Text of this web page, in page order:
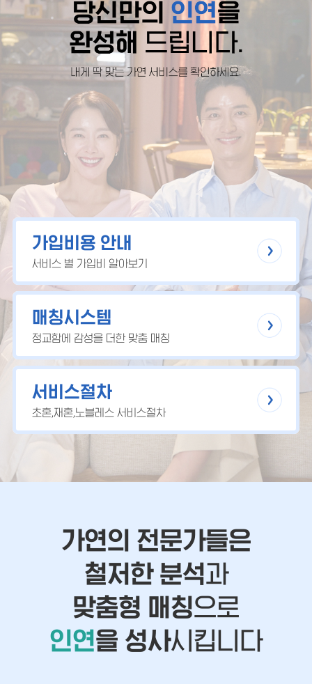
가입비용 안내
서비스 별 가입비 알아보기
매칭시스템
정교함에 감성을 더한 맞춤 매칭
서비스절차
초혼,재혼,노블레스 서비스절차
가연의 전문가들은
철저한 분석과
맞춤형 매칭으로
인연을 성사시킵니다